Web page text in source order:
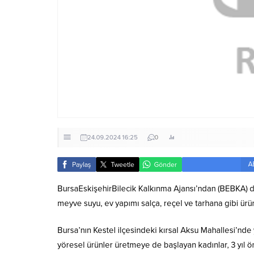
24.09.2024 16:25 0
Paylaş Tweetle Gönder
BursaEskişehirBilecik Kalkınma Ajansı’ndan
meyve suyu, ev yapımı salça, reçel ve tarhana gibi
Bursa’nın Kestel ilçesindeki kırsal Aksu
yöresel ürünler üretmeye de başlayan kadınlar, 3 yıl